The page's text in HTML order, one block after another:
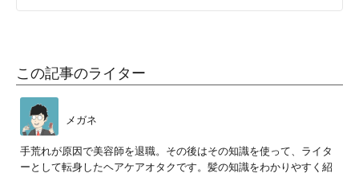
この記事のライター
メガネ
手荒れが原因で美容師を退職。その後はその知識を使って、ライタ
ーとして転身したヘアケアオタクです。髪の知識をわかりやすく紹